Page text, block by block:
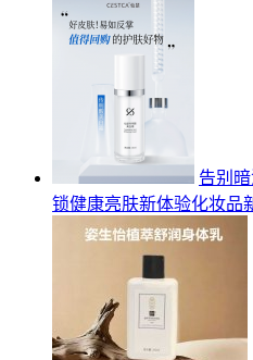
告别
锁健康亮肤新体验化妆品